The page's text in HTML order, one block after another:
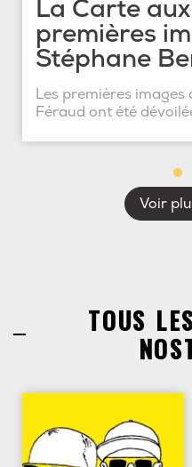
La Carte
premières
Stéphane
Les premières images
Féraud ont été
Voir
TOUS